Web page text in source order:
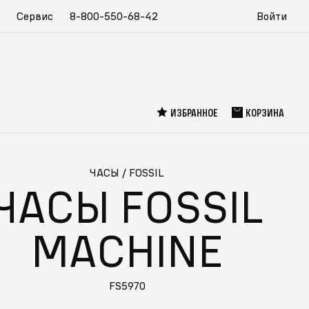
Сервис 8-800-550-68-42 Войти
ИЗБРАННОЕ КОРЗИНА
ЧАСЫ / FOSSIL
FOSSIL
MACHINE
FS5970